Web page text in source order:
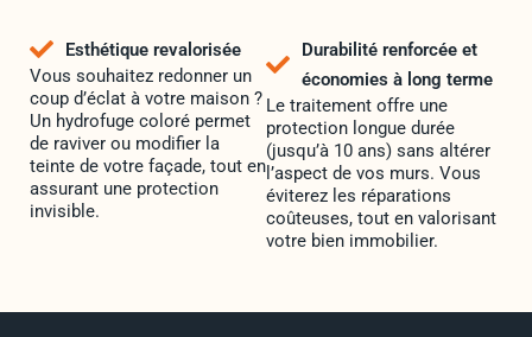
Esthétique revalorisée
Vous souhaitez redonner un
coup d’éclat à votre maison ?
Un hydrofuge coloré permet
de raviver ou modifier la
teinte de votre façade, tout en
assurant une protection
invisible.
Durabilité renforcée et
économies à long terme
Le traitement offre une
protection longue durée
(jusqu’à 10 ans) sans altérer
l’aspect de vos murs. Vous
éviterez les réparations
coûteuses, tout en valorisant
votre bien immobilier.